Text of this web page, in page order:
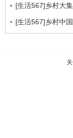
[生活567]乡村大
[生活567]乡村中